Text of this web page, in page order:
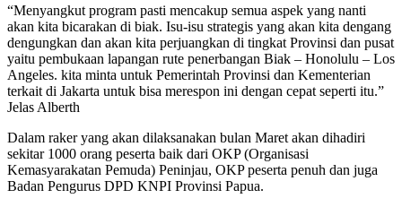
“Menyangkut program pasti mencakup semua aspek yang nanti
akan kita bicarakan di biak. Isu-isu strategis yang akan kita dengang
dengungkan dan akan kita perjuangkan di tingkat Provinsi dan pusat
yaitu pembukaan lapangan rute penerbangan Biak – Honolulu – Los
Angeles. kita minta untuk Pemerintah Provinsi dan Kementerian
terkait di Jakarta untuk bisa merespon ini dengan cepat seperti itu.”
Jelas Alberth
Dalam raker yang akan dilaksanakan bulan Maret akan dihadiri
sekitar 1000 orang peserta baik dari OKP (Organisasi
Kemasyarakatan Pemuda) Peninjau, OKP peserta penuh dan juga
Badan Pengurus DPD KNPI Provinsi Papua.